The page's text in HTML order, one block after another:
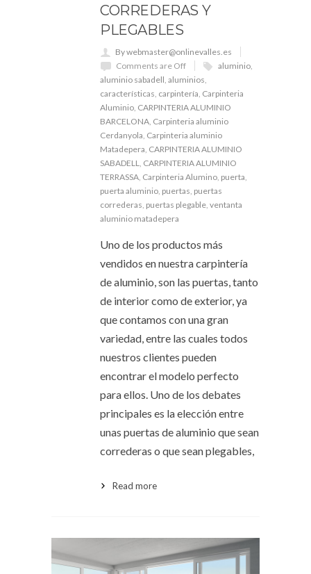
CORREDERAS Y
PLEGABLES
By webmaster@onlinevalles.es
Comments are Off
aluminio
aluminio sabadell aluminios
características carpintería Carpinteria
Aluminio CARPINTERIA ALUMINIO
BARCELONA Carpinteria aluminio
Cerdanyola Carpinteria aluminio
Matadepera CARPINTERIA ALUMINIO
SABADELL
CARPINTERIA ALUMINIO
TERRASSA Carpinteria Alumino puerta
puerta aluminio puertas puertas
correderas puertas plegable ventanta
aluminio matadepera
Uno de los productos más
vendidos en nuestra carpintería
de aluminio, son las puertas, tanto
de interior como de exterior, ya
que contamos con una gran
variedad, entre las cuales todos
nuestros clientes pueden
encontrar el modelo perfecto
para ellos. Uno de los debates
principales es la elección entre
unas puertas de aluminio que sean
correderas o que sean plegables,
Read more